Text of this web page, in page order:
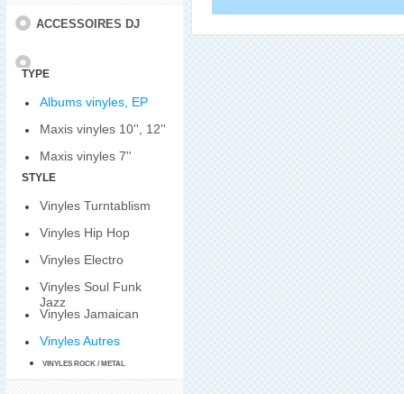
ACCESSOIRES DJ
TYPE
Albums vinyles, EP
Maxis vinyles 10'', 12''
Maxis vinyles 7''
STYLE
Vinyles Turntablism
Vinyles Hip Hop
Vinyles Electro
Vinyles Soul Funk
Jazz
Vinyles Jamaican
Vinyles Autres
VINYLES ROCK / METAL